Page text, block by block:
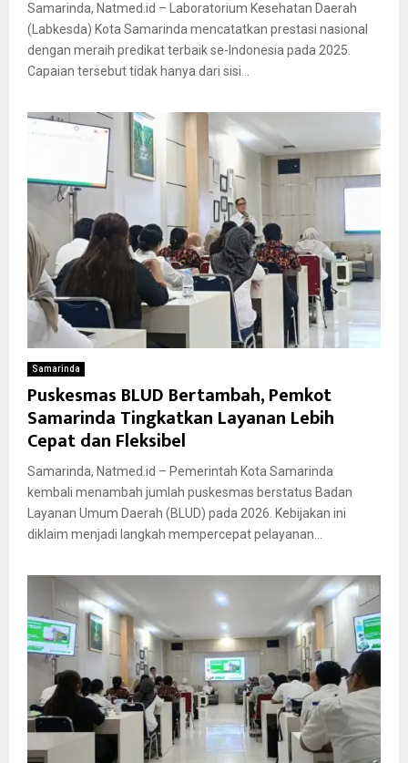
Samarinda, Natmed.id – Laboratorium Kesehatan Daerah
(Labkesda) Kota Samarinda mencatatkan prestasi nasional
dengan meraih predikat terbaik se-Indonesia pada 2025.
Capaian tersebut tidak hanya dari sisi...
Samarinda
Puskesmas BLUD Bertambah, Pemkot
Samarinda Tingkatkan Layanan Lebih
Cepat dan Fleksibel
Samarinda, Natmed.id – Pemerintah Kota Samarinda
kembali menambah jumlah puskesmas berstatus Badan
Layanan Umum Daerah (BLUD) pada 2026. Kebijakan ini
diklaim menjadi langkah mempercepat pelayanan...